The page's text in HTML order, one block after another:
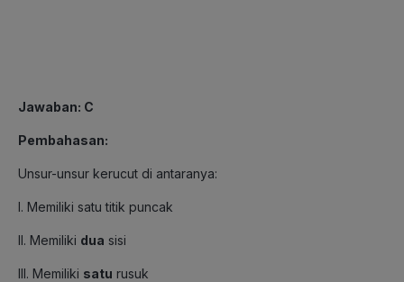
Jawaban: C
Pembahasan:
Unsur-unsur kerucut di antaranya:
I. Memiliki satu titik puncak
II. Memiliki dua sisi
III. Memiliki satu rusuk